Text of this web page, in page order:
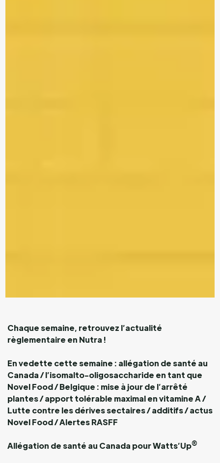
Chaque semaine, retrouvez l’actualité
règlementaire en Nutra !
En vedette cette semaine : allégation de santé au
Canada / l’isomalto-oligosaccharide en tant que
Novel Food / Belgique : mise à jour de l’arrêté
plantes / apport tolérable maximal en vitamine A /
Lutte contre les dérives sectaires / additifs / actus
Novel Food / Alertes RASFF
Allégation de santé au Canada pour Watts’Up®